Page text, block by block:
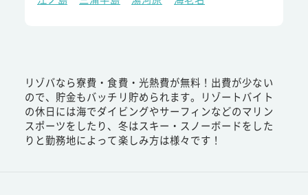
リゾバなら寮費・食費・光熱費が無料！出費が少ない
ので、貯金もバッチリ貯められます。リゾートバイト
の休日には海でダイビングやサーフィンなどのマリン
スポーツをしたり、冬はスキー・スノーボードをした
りと勤務地によって楽しみ方は様々です！